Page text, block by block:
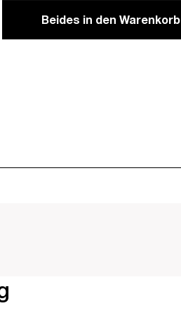
Beides in den Warenkorb